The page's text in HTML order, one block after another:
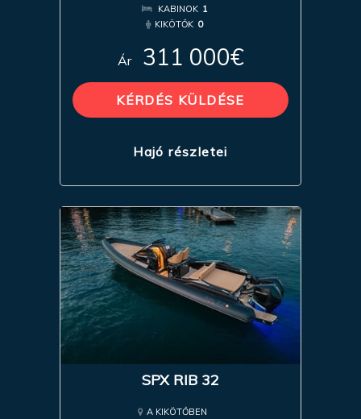
KABINOK 1
KIKÖTŐK 0
Ár 311 000€
KÉRDÉS KÜLDÉSE
Hajó részletei
SPX RIB 32
A KIKÖTŐBEN